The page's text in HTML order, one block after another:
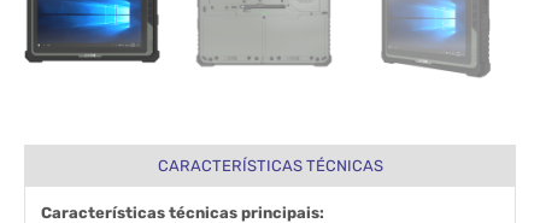
CARACTERÍSTICAS TÉCNICAS
Características técnicas principais: